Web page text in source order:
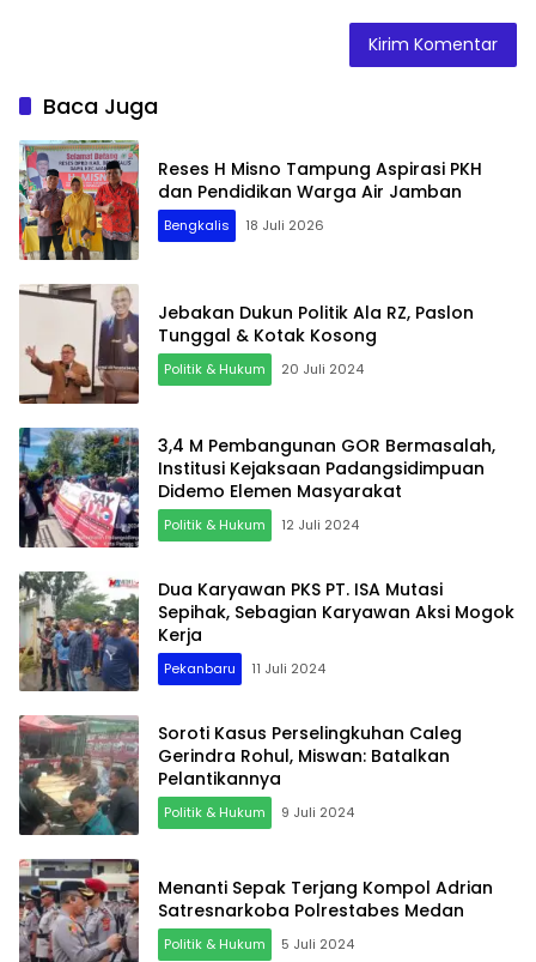
Baca Juga
Reses H Misno Tampung Aspirasi PKH
dan Pendidikan Warga Air Jamban
Bengkalis 18 Juli 2026
Jebakan Dukun Politik Ala RZ, Paslon
Tunggal & Kotak Kosong
Politik & Hukum 20 Juli 2024
3,4 M Pembangunan GOR Bermasalah,
Institusi Kejaksaan Padangsidimpuan
Didemo Elemen Masyarakat
Politik & Hukum 12 Juli 2024
Dua Karyawan PKS PT. ISA Mutasi
Sepihak, Sebagian Karyawan Aksi Mogok
Kerja
Pekanbaru 11 Juli 2024
Soroti Kasus Perselingkuhan Caleg
Gerindra Rohul, Miswan: Batalkan
Pelantikannya
Politik & Hukum 9 Juli 2024
Menanti Sepak Terjang Kompol Adrian
Satresnarkoba Polrestabes Medan
Politik & Hukum 5 Juli 2024